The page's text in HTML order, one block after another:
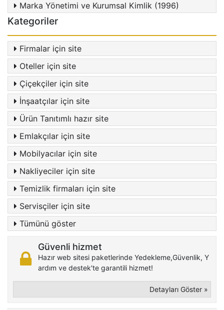
Marka Yönetimi ve Kurumsal Kimlik (1996)
Kategoriler
Firmalar için site
Oteller için site
Çiçekçiler için site
İnşaatçılar için site
Ürün Tanıtımlı hazır site
Emlakçılar için site
Mobilyacılar için site
Nakliyeciler için site
Temizlik firmaları için site
Servisçiler için site
Tümünü göster
Güvenli hizmet
Hazır web sitesi paketlerinde Yedekleme,Güvenlik, Y
ardım ve destek'te garantili hizmet!
Detayları Göster »